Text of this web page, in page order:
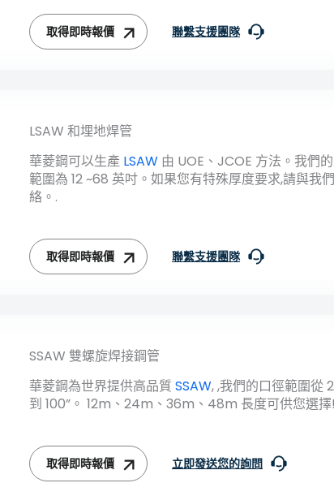
取得即時報價 聯繫支援團隊
LSAW 和埋地焊管
華菱鋼可以生產 LSAW 由 UOE、JCOE 方法。我們
範圍為 12 ~68 英吋。如果您有特殊厚度要求,請與我
絡。.
取得即時報價 聯繫支援團隊
SSAW 雙螺旋焊接鋼管
華菱鋼為世界提供高品質 SSAW, ,我們的口徑範圍從
到 100”。 12m、24m、36m、48m 長度可供您選擇!
取得即時報價 立即發送您的詢問